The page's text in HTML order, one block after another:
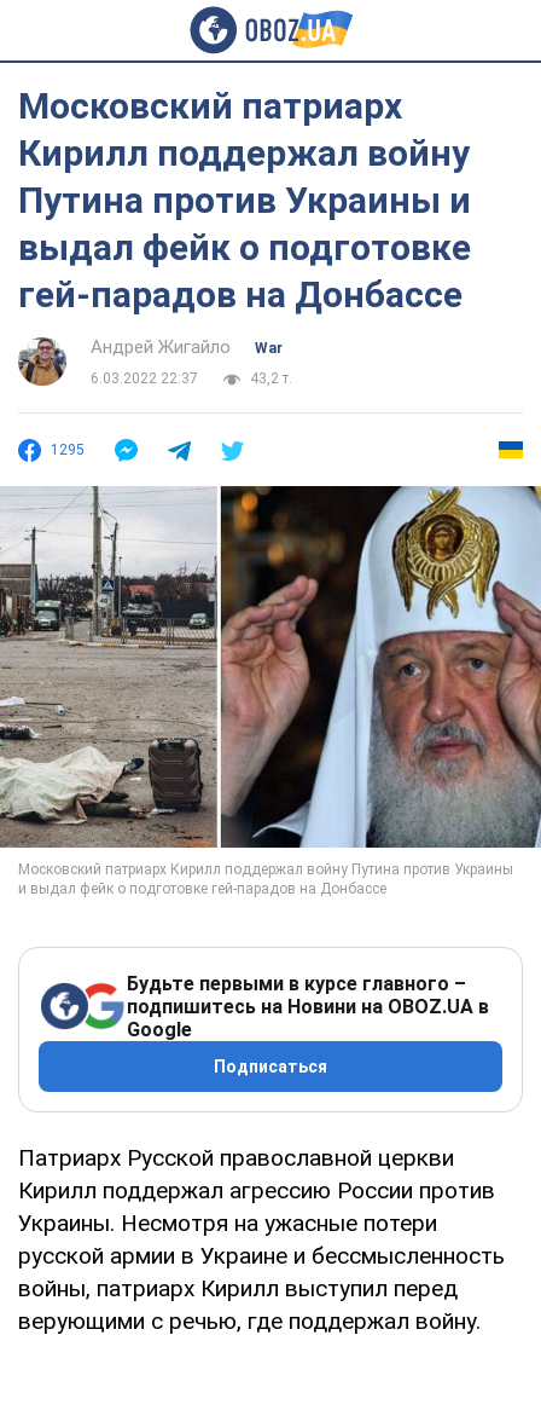
Московский патриарх
Кирилл поддержал войну
Путина против Украины и
выдал фейк о подготовке
гей-парадов на Донбассе
Андрей Жигайло
War
6.03.2022 22:37
43,2 т.
1295
Будьте первыми в курсе главного –
подпишитесь на Новини на OBOZ.UA в
Google
Подписаться
Патриарх Русской православной церкви
Кирилл поддержал агрессию России против
Украины. Несмотря на ужасные потери
русской армии в Украине и бессмысленность
войны, патриарх Кирилл выступил перед
верующими с речью, где поддержал войну.